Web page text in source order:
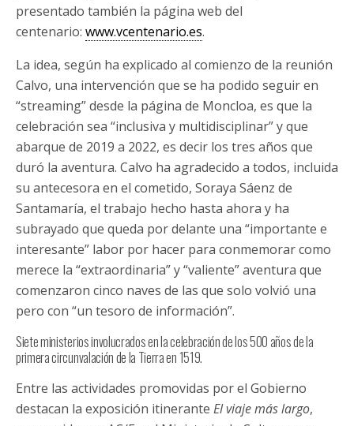
presentado también la página web del
centenario: www.vcentenario.es.
La idea, según ha explicado al comienzo de la reunión
Calvo, una intervención que se ha podido seguir en
“streaming” desde la página de Moncloa, es que la
celebración sea “inclusiva y multidisciplinar” y que
abarque de 2019 a 2022, es decir los tres años que
duró la aventura. Calvo ha agradecido a todos, incluida
su antecesora en el cometido, Soraya Sáenz de
Santamaría, el trabajo hecho hasta ahora y ha
subrayado que queda por delante una “importante e
interesante” labor por hacer para conmemorar como
merece la “extraordinaria” y “valiente” aventura que
comenzaron cinco naves de las que solo volvió una
pero con “un tesoro de información”.
Siete ministerios involucrados en la celebración de los 500 años de la
primera circunvalación de la Tierra en 1519.
Entre las actividades promovidas por el Gobierno
destacan la exposición itinerante El viaje más largo,